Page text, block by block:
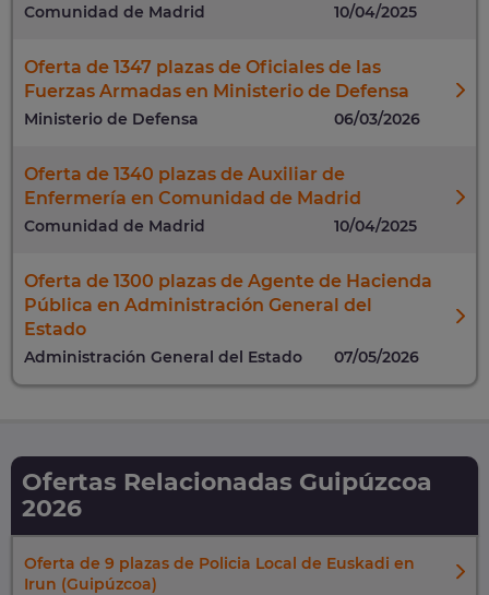
Comunidad de Madrid 10/04/2025
Oferta de 1347 plazas de Oficiales de las
Fuerzas Armadas en Ministerio de Defensa
Ministerio de Defensa 06/03/2026
Oferta de 1340 plazas de Auxiliar de
Enfermería en Comunidad de Madrid
Comunidad de Madrid 10/04/2025
Oferta de 1300 plazas de Agente de Hacienda
Pública en Administración General del
Estado
Administración General del Estado 07/05/2026
Ofertas Relacionadas Guipúzcoa
2026
Oferta de 9 plazas de Policia Local de Euskadi en
Irun (Guipúzcoa)